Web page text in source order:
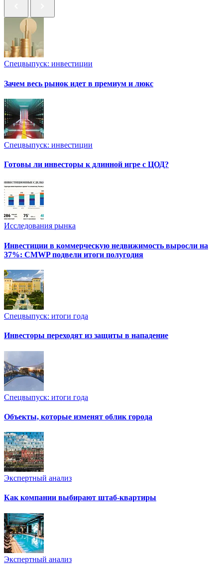
Спецвыпуск: инвестиции
Зачем весь рынок идет в премиум и люкс
Спецвыпуск: инвестиции
Готовы ли инвесторы к длинной игре с ЦОД?
Исследования рынка
Инвестиции в коммерческую недвижимость выросли на
37%: CMWP подвели итоги полугодия
Спецвыпуск: итоги года
Инвесторы переходят из защиты в нападение
Спецвыпуск: итоги года
Объекты, которые изменят облик города
Экспертный анализ
Как компании выбирают штаб-квартиры
Экспертный анализ